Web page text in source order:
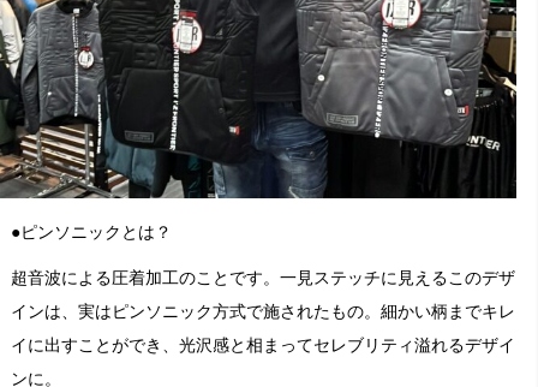
●ピンソニックとは？
超音波による圧着加工のことです。一見ステッチに見えるこのデザ
インは、実はピンソニック方式で施されたもの。細かい柄までキレ
イに出すことができ、光沢感と相まってセレブリティ溢れるデザイ
ンに。